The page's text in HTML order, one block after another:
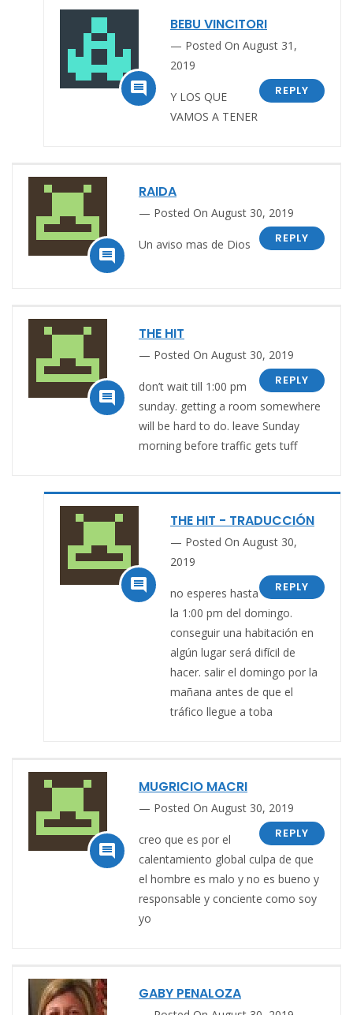

BEBU VINCITORI
Posted On August 31,
2019
REPLY
Y LOS QUE
VAMOS A TENER

RAIDA
Posted On August 30, 2019
REPLY
Un aviso mas de Dios

THE HIT
Posted On August 30, 2019
REPLY
don’t wait till 1:00 pm
sunday. getting a room somewhere
will be hard to do. leave Sunday
morning before traffic gets tuff

THE HIT - TRADUCCIÓN
Posted On August 30,
2019
REPLY
no esperes hasta
la 1:00 pm del domingo.
conseguir una habitación en
algún lugar será difícil de
hacer. salir el domingo por la
mañana antes de que el
tráfico llegue a toba

MUGRICIO MACRI
Posted On August 30, 2019
REPLY
creo que es por el
calentamiento global culpa de que
el hombre es malo y no es bueno y
responsable y conciente como soy
yo
GABY PENALOZA